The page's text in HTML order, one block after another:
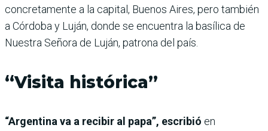
concretamente a la capital, Buenos Aires, pero también
a Córdoba y Luján, donde se encuentra la basílica de
Nuestra Señora de Luján, patrona del país.
“Visita histórica”
“Argentina va a recibir al papa”, escribió en